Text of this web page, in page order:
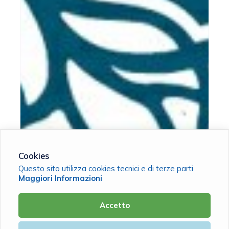
Cookies
Questo sito utilizza cookies tecnici e di terze parti
Maggiori Informazioni
Accetto